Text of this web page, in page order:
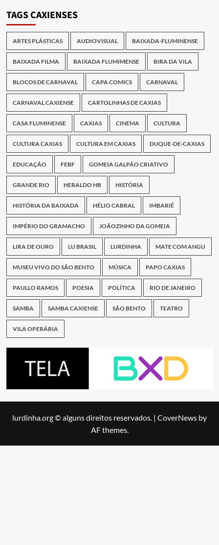
TAGS CAXIENSES
ARTES PLÁSTICAS AUDIOVISUAL BAIXADA-FLUMINENSE
BAIXADA FILMA BAIXADA FLUMIMENSE BIRA DA VILA
BLOCOS DE CARNAVAL CAPA COMICS CARNAVAL
CARNAVAL CAXIENSE CARTOLINHAS DE CAXIAS
CASA FLUMINENSE CAXIAS CINEMA CULTURA
CULTURA CAXIAS CULTURA EM CAXIAS DUQUE-DE-CAXIAS
EDUCAÇÃO FEBF GOMEIA GALPÃO CRIATIVO
GRANDE RIO HERALDO HB HISTÓRIA
HISTÓRIA DA BAIXADA HÉLIO CABRAL IMBARIÊ
IMPÉRIO DO GRAMACHO JOÃOZINHO DA GOMEIA
LIRA DE OURO LU BRASIL LURDINHA MATE COM ANGU
MUSEU VIVO DO SÃO BENTO MÚSICA PAPO CAXIAS
PAULLO RAMOS POESIA POLÍTICA RIO DE JANEIRO
SAMBA SAMBA CAXIENSE SÃO BENTO TEATRO
VILA OPERÁRIA
lurdinha.org © alguns direitos reservados. | CoverNews by
AF themes.